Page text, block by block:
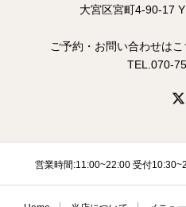
大宮区宮町4-90-17
ご予約・お問い合わせはこ
TEL.070-
営業時間:11:00~22:00 受付